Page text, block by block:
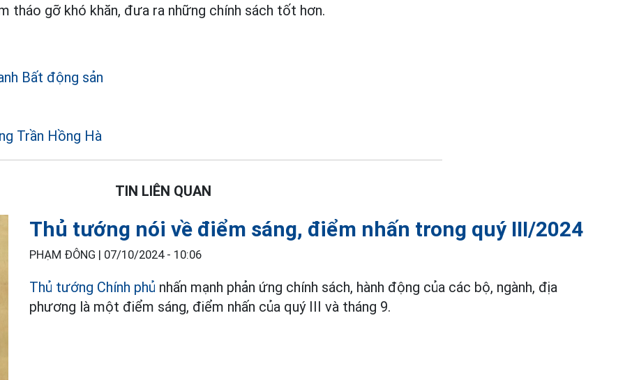
tháo gỡ khó khăn, đưa ra những chính sách tốt hơn.
Bất động sản
Trần Hồng Hà
TIN LIÊN QUAN
Thủ tướng nói về điểm sáng, điểm nhấn trong quý III/2024
PHẠM ĐÔNG | 07/10/2024 - 10:06
Thủ tướng Chính phủ nhấn mạnh phản ứng chính sách, hành động của các bộ, ngành, địa
phương là một điểm sáng, điểm nhấn của quý III và tháng 9.